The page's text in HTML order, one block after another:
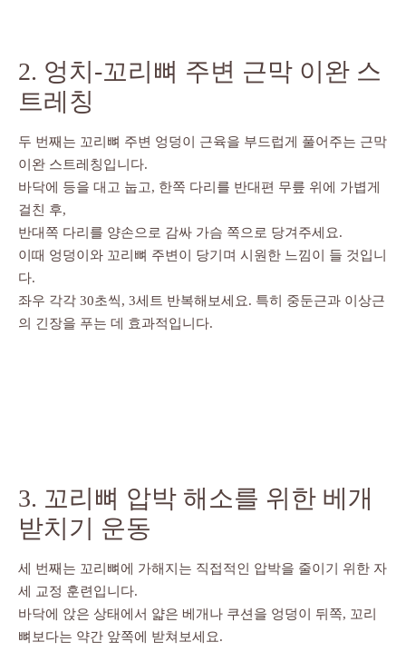
2. 엉치-꼬리뼈 주변 근막 이완 스
트레칭
두 번째는 꼬리뼈 주변 엉덩이 근육을 부드럽게 풀어주는 근막
이완 스트레칭입니다.
바닥에 등을 대고 눕고, 한쪽 다리를 반대편 무릎 위에 가볍게
걸친 후,
반대쪽 다리를 양손으로 감싸 가슴 쪽으로 당겨주세요.
이때 엉덩이와 꼬리뼈 주변이 당기며 시원한 느낌이 들 것입니
다.
좌우 각각 30초씩, 3세트 반복해보세요. 특히 중둔근과 이상근
의 긴장을 푸는 데 효과적입니다.
3. 꼬리뼈 압박 해소를 위한 베개
받치기 운동
세 번째는 꼬리뼈에 가해지는 직접적인 압박을 줄이기 위한 자
세 교정 훈련입니다.
바닥에 앉은 상태에서 얇은 베개나 쿠션을 엉덩이 뒤쪽, 꼬리
뼈보다는 약간 앞쪽에 받쳐보세요.